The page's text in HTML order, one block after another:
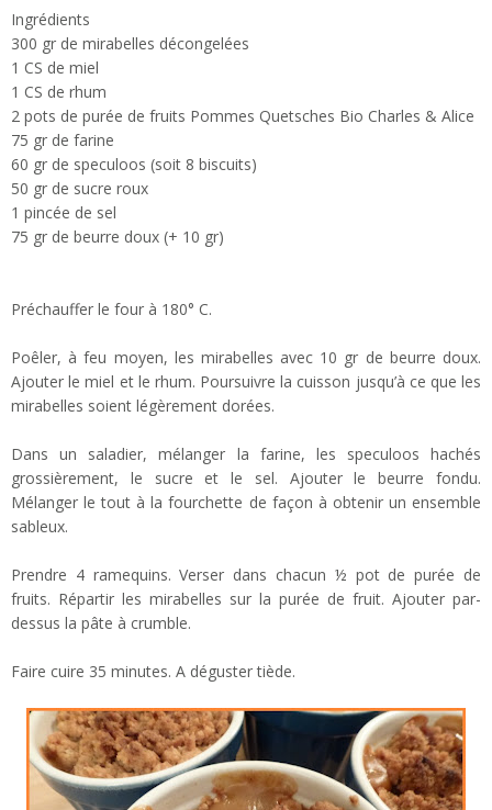
Ingrédients
300 gr de mirabelles décongelées
1 CS de miel
1 CS de rhum
2 pots de purée de fruits Pommes Quetsches Bio Charles & Alice
75 gr de farine
60 gr de speculoos (soit 8 biscuits)
50 gr de sucre roux
1 pincée de sel
75 gr de beurre doux (+ 10 gr)
Préchauffer le four à 180° C.
Poêler, à feu moyen, les mirabelles avec 10 gr de beurre doux.
Ajouter le miel et le rhum. Poursuivre la cuisson jusqu’à ce que les
mirabelles soient légèrement dorées.
Dans un saladier, mélanger la farine, les speculoos hachés
grossièrement, le sucre et le sel. Ajouter le beurre fondu.
Mélanger le tout à la fourchette de façon à obtenir un ensemble
sableux.
Prendre 4 ramequins. Verser dans chacun ½ pot de purée de
fruits. Répartir les mirabelles sur la purée de fruit. Ajouter par-
dessus la pâte à crumble.
Faire cuire 35 minutes. A déguster tiède.